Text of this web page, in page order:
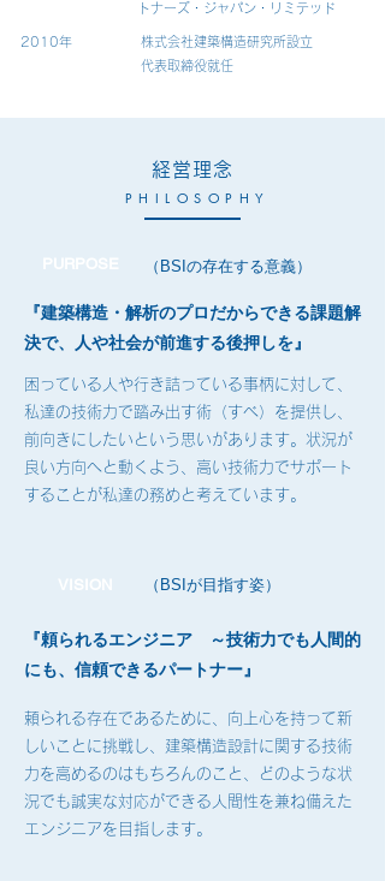
トナーズ・ジャパン・リミテッド
2010年
株式会社建築構造研究所設立
代表取締役就任
経営理念
PHILOSOPHY
PURPOSE ​（BSIの存在する意義）
『建築構造・解析のプロだからできる課題解
決で、人や社会が前進する後押しを』
困っている人や行き詰っている事柄に対して、
私達の技術力で踏み出す術（すべ）を提供し、
前向きにしたいという思いがあります。状況が
良い方向へと動くよう、高い技術力でサポート
することが私達の務めと考えています。
VISION ​（BSIが目指す姿）
『頼られるエンジニア ～技術力でも人間的
にも、信頼できるパートナー』
頼られる存在であるために、向上心を持って新
しいことに挑戦し、建築構造設計に関する技術
力を高めるのはもちろんのこと、どのような状
況でも誠実な対応ができる人間性を兼ね備えた
エンジニアを目指します。